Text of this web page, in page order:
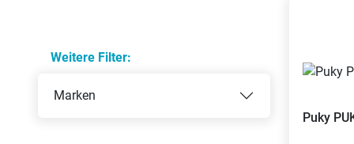
Weitere Filter:
Marken
Puky